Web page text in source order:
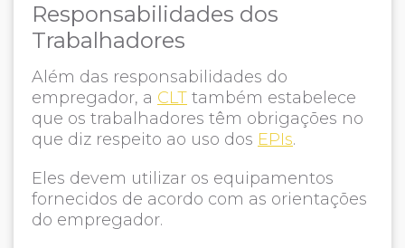
Responsabilidades dos
Trabalhadores
Além das responsabilidades do
empregador, a CLT também estabelece
que os trabalhadores têm obrigações no
que diz respeito ao uso dos EPIs.
Eles devem utilizar os equipamentos
fornecidos de acordo com as orientações
do empregador.